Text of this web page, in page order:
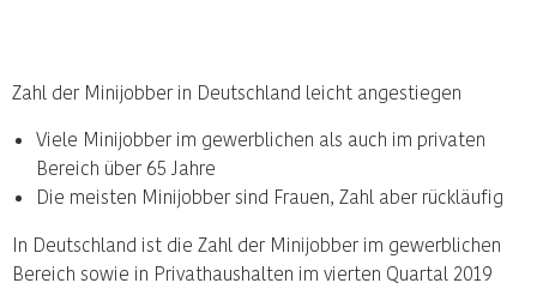
Zahl der Minijobber in Deutschland leicht angestiegen
Viele Minijobber im gewerblichen als auch im privaten
Bereich über 65 Jahre
Die meisten Minijobber sind Frauen, Zahl aber rückläufig
In Deutschland ist die Zahl der Minijobber im gewerblichen
Bereich sowie in Privathaushalten im vierten Quartal 2019